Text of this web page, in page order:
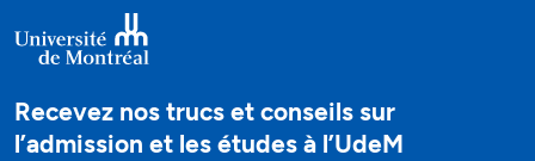
Recevez nos trucs et conseils sur
l’admission et les études à l’UdeM